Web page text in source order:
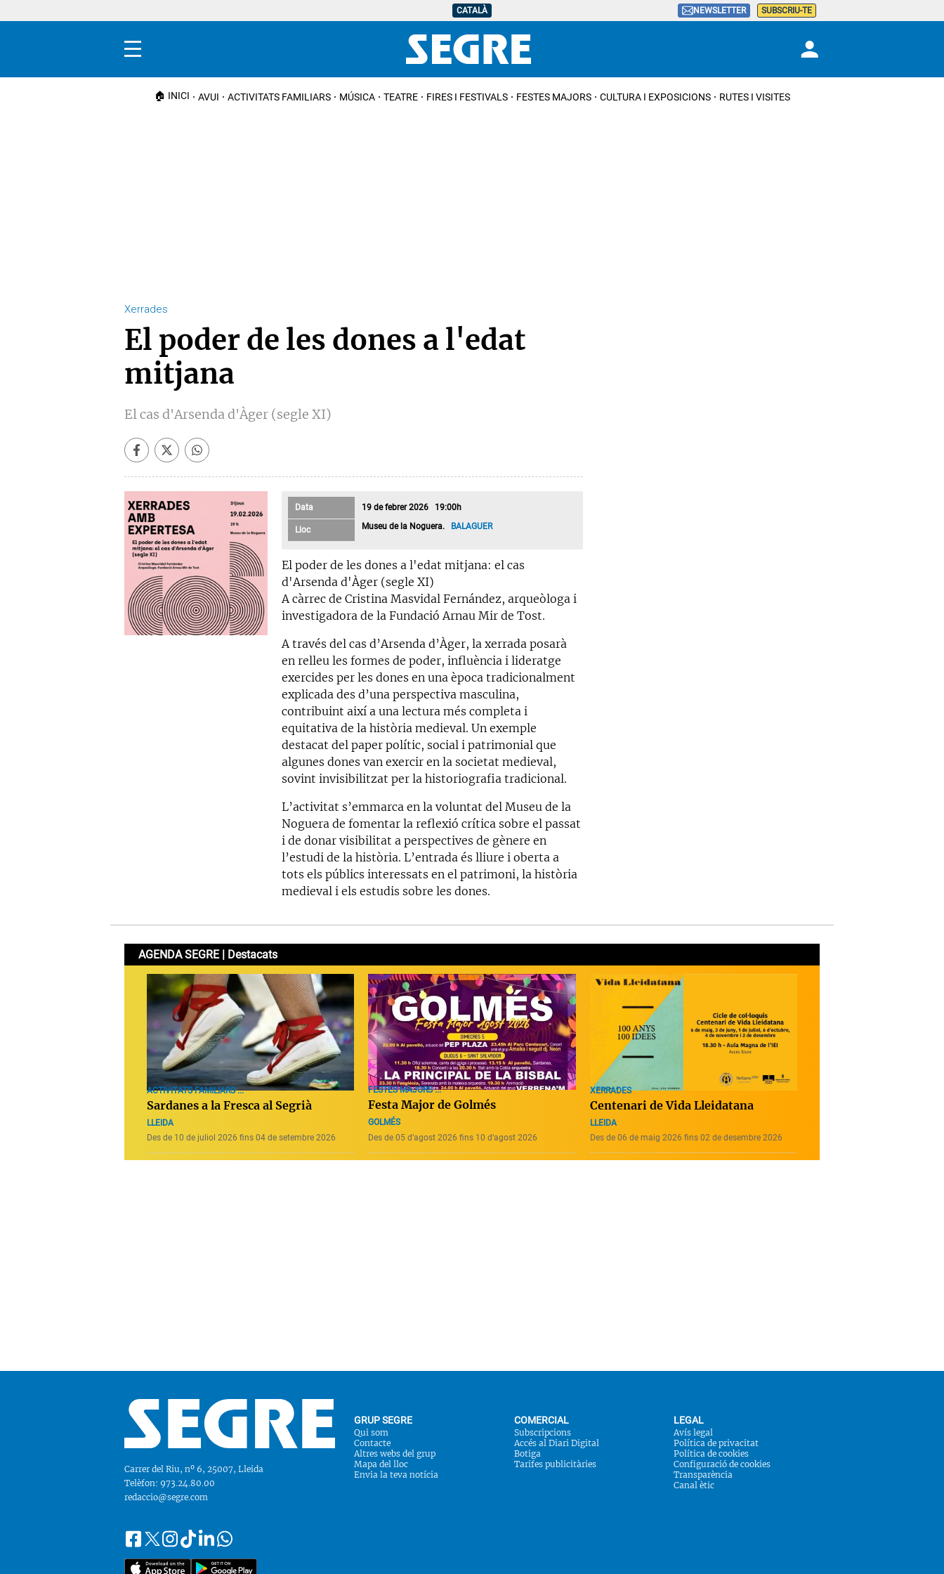
CATALÀ NEWSLETTER SUBSCRIU-TE
Menú
🏠 INICI AVUI ACTIVITATS FAMILIARS MÚSICA TEATRE FIRES I FESTIVALS FESTES MAJORS CULTURA I EXPOSICIONS RUTES I VISITES
Xerrades
El poder de les dones a l'edat
mitjana
El cas d'Arsenda d'Àger (segle XI)
Data 19 de febrer 2026 19:00h
Lloc Museu de la Noguera. BALAGUER
El poder de les dones a l'edat mitjana: el cas
d'Arsenda d'Àger (segle XI)
A càrrec de Cristina Masvidal Fernández, arqueòloga i
investigadora de la Fundació Arnau Mir de Tost.
A través del cas d’Arsenda d’Àger, la xerrada posarà
en relleu les formes de poder, influència i lideratge
exercides per les dones en una època tradicionalment
explicada des d’una perspectiva masculina,
contribuint així a una lectura més completa i
equitativa de la història medieval. Un exemple
destacat del paper polític, social i patrimonial que
algunes dones van exercir en la societat medieval,
sovint invisibilitzat per la historiografia tradicional.
L’activitat s’emmarca en la voluntat del Museu de la
Noguera de fomentar la reflexió crítica sobre el passat
i de donar visibilitat a perspectives de gènere en
l’estudi de la història. L’entrada és lliure i oberta a
tots els públics interessats en el patrimoni, la història
medieval i els estudis sobre les dones.
AGENDA SEGRE | Destacats
ACTIVITATS FAMILIARS ...
Sardanes a la Fresca al Segrià
LLEIDA
Des de 10 de juliol 2026 fins 04 de setembre 2026
FESTES MAJORS ...
Festa Major de Golmés
GOLMÉS
Des de 05 d’agost 2026 fins 10 d’agost 2026
XERRADES
Centenari de Vida Lleidatana
LLEIDA
Des de 06 de maig 2026 fins 02 de desembre 2026
Carrer del Riu, nº 6, 25007, Lleida
Telèfon: 973.24.80.00
redaccio@segre.com
Segueix-
nos
Facebook
Twitter
Instagram
TiktokLinkedin
Whatsapp
GRUP SEGRE
Qui som
Contacte
Altres webs del grup
Mapa del lloc
Envia la teva notícia
COMERCIAL
Subscripcions
Accés al Diari Digital
Botiga
Tarifes publicitàries
LEGAL
Avís legal
Política de privacitat
Política de cookies
Configuració de cookies
Transparència
Canal ètic